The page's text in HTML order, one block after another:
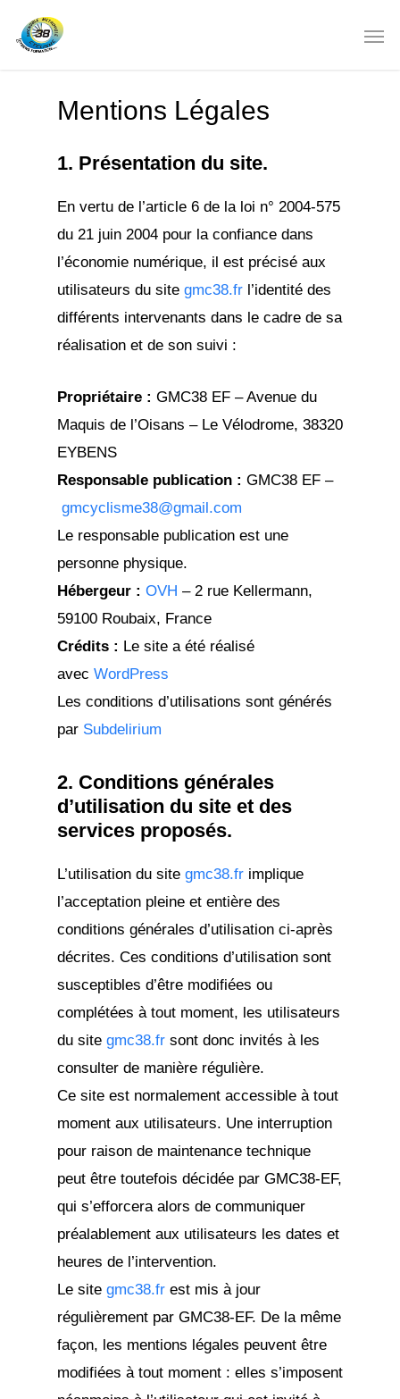
Mentions Légales
1. Présentation du site.
En vertu de l’article 6 de la loi n° 2004-575
du 21 juin 2004 pour la confiance dans
l’économie numérique, il est précisé aux
utilisateurs du site gmc38.fr l’identité des
différents intervenants dans le cadre de sa
réalisation et de son suivi :
Propriétaire : GMC38 EF – Avenue du
Maquis de l’Oisans – Le Vélodrome, 38320
EYBENS
Responsable publication : GMC38 EF –
gmcyclisme38@gmail.com
Le responsable publication est une
personne physique.
Hébergeur : OVH – 2 rue Kellermann,
59100 Roubaix, France
Crédits : Le site a été réalisé
avec WordPress
Les conditions d’utilisations sont générés
par Subdelirium
2. Conditions générales
d’utilisation du site et des
services proposés.
L’utilisation du site gmc38.fr implique
l’acceptation pleine et entière des
conditions générales d’utilisation ci-après
décrites. Ces conditions d’utilisation sont
susceptibles d’être modifiées ou
complétées à tout moment, les utilisateurs
du site gmc38.fr sont donc invités à les
consulter de manière régulière.
Ce site est normalement accessible à tout
moment aux utilisateurs. Une interruption
pour raison de maintenance technique
peut être toutefois décidée par GMC38-EF,
qui s’efforcera alors de communiquer
préalablement aux utilisateurs les dates et
heures de l’intervention.
Le site gmc38.fr est mis à jour
régulièrement par GMC38-EF. De la même
façon, les mentions légales peuvent être
modifiées à tout moment : elles s’imposent